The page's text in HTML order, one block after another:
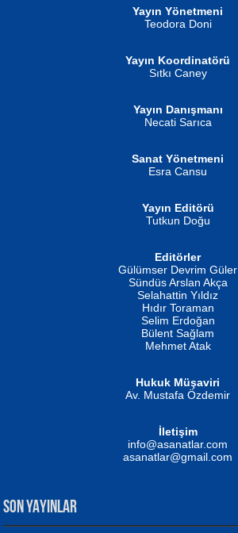
İSMAİL OKUTAN
Erkeklerin Kahrolması Ne Demektir
Evvel Zaman Tanrıçası...
Yayın Yönetmeni
Teodora Doni
Yayın Koordinatörü
Sıtkı Caney
Yayın Danışmanı
Necati Sarıca
Sanat Yönetmeni
Esra Cansu
Yayın Editörü
Tutkun Doğu
Editörler
Gülümser Devrim Güler
Sündüs Arslan Akça
Selahattin Yıldız
Hıdır Toraman
Selim Erdoğan
Bülent Sağlam
Mehmet Atak
Hukuk Müşaviri
Av. Mustafa Özdemir
İletişim
info@asanatlar.com
asanatlar@gmail.com
SON YAYINLAR